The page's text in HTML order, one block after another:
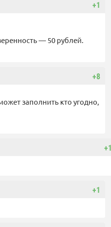
+1
— 50 рублей.
+8
заполнить кто угодно,
+1
+1